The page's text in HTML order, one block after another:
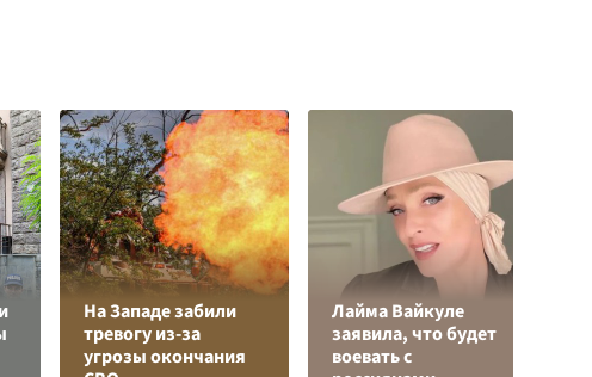
На Западе забили
тревогу из-за
угрозы окончания
Лайма Вайкуле
заявила, что будет
воевать с